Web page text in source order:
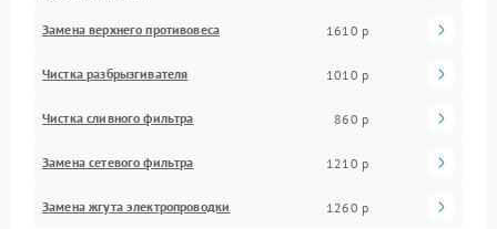
Замена верхнего противовеса 1610 р
Чистка разбрызгивателя 1010 р
Чистка сливного фильтра 860 р
Замена сетевого фильтра 1210 р
Замена жгута электропроводки 1260 р